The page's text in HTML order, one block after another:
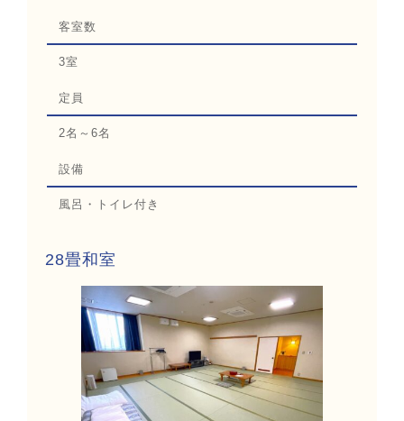
客室数
3室
定員
2名～6名
設備
風呂・トイレ付き
28畳和室